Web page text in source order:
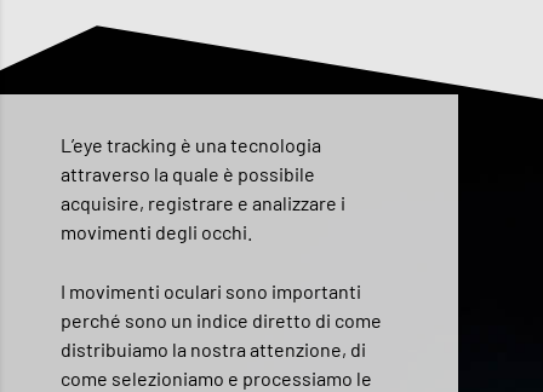
L’eye tracking è una tecnologia
attraverso la quale è possibile
acquisire, registrare e analizzare i
movimenti degli occhi.
I movimenti oculari sono importanti
perché sono un indice diretto di come
distribuiamo la nostra attenzione, di
come selezioniamo e processiamo le